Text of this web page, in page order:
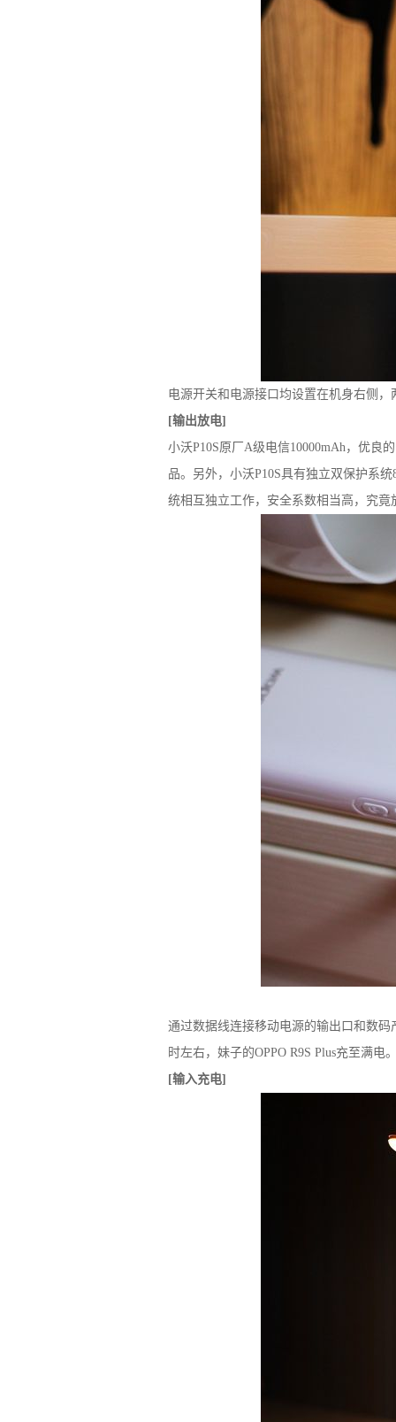
电源开关和电源接口均设置在机身右侧
[输出放电]
小沃P10S原厂A级电信10000mAh，优良
品。另外，小沃P10S具有独立双保护系
统相互独立工作，安全系数相当高，究
通过数据线连接移动电源的输出口和数码
时左右，妹子的OPPO R9S Plus充至满电
[输入充电]